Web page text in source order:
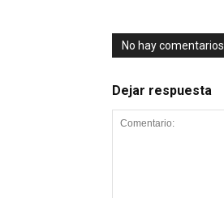
No hay comentarios
Dejar respuesta